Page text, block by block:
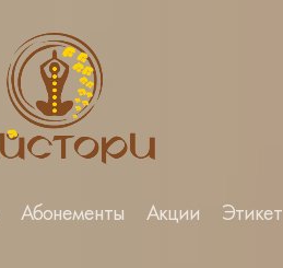
Абонементы Акции Этикет